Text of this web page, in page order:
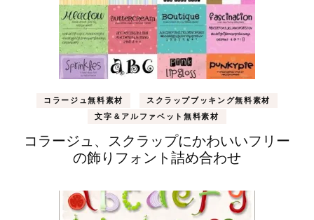
コラージュ無料素材
スクラップブッキング無料素材
文字＆アルファベット無料素材
コラージュ、スクラップにかわいいフリー
の飾りフォント詰め合わせ